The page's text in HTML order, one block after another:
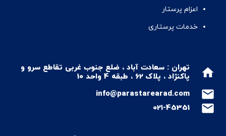
اعزام پرستار
خدمات پرستاری
home
تهران : سعادت آباد ، ضلع جنوب غربی تقاطع سرو و
پاکنژاد ، پلاک 62 ، طبقه 4 واحد 10
mail
info@parastarearad.com
mail
021-45351